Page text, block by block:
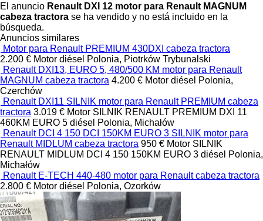
El anuncio Renault DXI 12 motor para Renault MAGNUM
cabeza tractora se ha vendido y no está incluido en la
búsqueda.
Anuncios similares
Motor para Renault PREMIUM 430DXI cabeza tractora
2.200 € Motor diésel Polonia, Piotrków Trybunalski
Renault DXI13, EURO 5, 480/500 KM motor para Renault
MAGNUM cabeza tractora 4.200 € Motor diésel Polonia,
Czerchów
Renault DXI11 SILNIK motor para Renault PREMIUM cabeza
tractora 3.019 € Motor SILNIK RENAULT PREMIUM DXI 11
460KM EURO 5 diésel Polonia, Michałów
Renault DCI 4 150 DCI 150KM EURO 3 SILNIK motor para
Renault MIDLUM cabeza tractora 950 € Motor SILNIK
RENAULT MIDLUM DCI 4 150 150KM EURO 3 diésel Polonia,
Michałów
Renault E-TECH 440-480 motor para Renault cabeza tractora
2.800 € Motor diésel Polonia, Ozorków